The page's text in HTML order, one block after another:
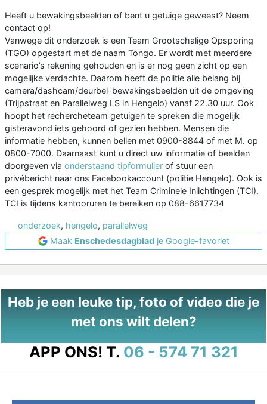
Heeft u bewakingsbeelden of bent u getuige geweest? Neem
contact op!
Vanwege dit onderzoek is een Team Grootschalige Opsporing
(TGO) opgestart met de naam Tongo. Er wordt met meerdere
scenario’s rekening gehouden en is er nog geen zicht op een
mogelijke verdachte. Daarom heeft de politie alle belang bij
camera/dashcam/deurbel-bewakingsbeelden uit de omgeving
(Trijpstraat en Parallelweg LS in Hengelo) vanaf 22.30 uur. Ook
hoopt het rechercheteam getuigen te spreken die mogelijk
gisteravond iets gehoord of gezien hebben. Mensen die
informatie hebben, kunnen bellen met 0900-8844 of met M. op
0800-7000. Daarnaast kunt u direct uw informatie of beelden
doorgeven via onderstaand tipformulier of stuur een
privébericht naar ons Facebookaccount (politie Hengelo). Ook is
een gesprek mogelijk met het Team Criminele Inlichtingen (TCI).
TCI is tijdens kantooruren te bereiken op 088-6617734
onderzoek, hengelo, parallelweg
Maak Enschedesdagbladje Google-favoriet
Heb je een leuke tip, foto of video die je
met ons wilt delen?
APP ONS! T. 06 - 574 71 321